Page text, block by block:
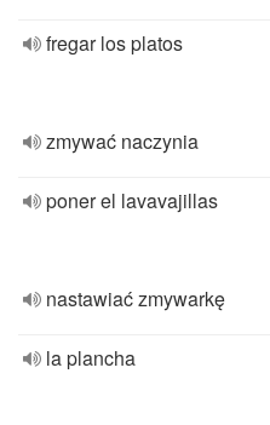
fregar los platos
zmywać naczynia
poner el lavavajillas
nastawiać zmywarkę
la plancha